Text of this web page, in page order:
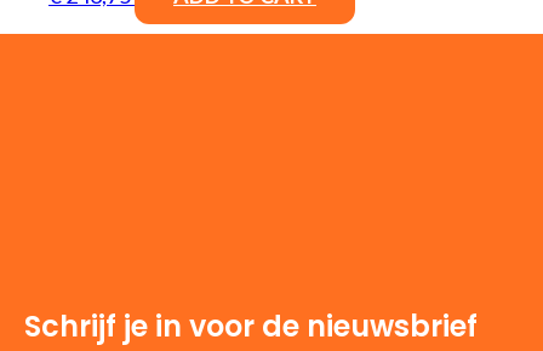
Schrijf je in voor de nieuwsbrief